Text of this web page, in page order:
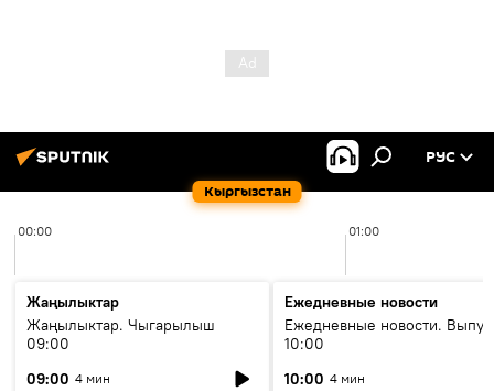
Кыргызстан
РУС
00:00 01:00
Жаңылыктар
Жаңылыктар. Чыгарылыш
09:00
09:00 4 мин
Ежедневные новости
Ежедневные новости.
10:00
10:00 4 мин